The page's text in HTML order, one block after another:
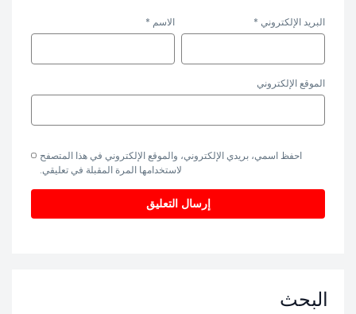
الاسم * البريد الإلكتروني *
الموقع الإلكتروني
احفظ اسمي، بريدي الإلكتروني، والموقع الإلكتروني في هذا المتصفح
لاستخدامها المرة المقبلة في تعليقي.
البحث